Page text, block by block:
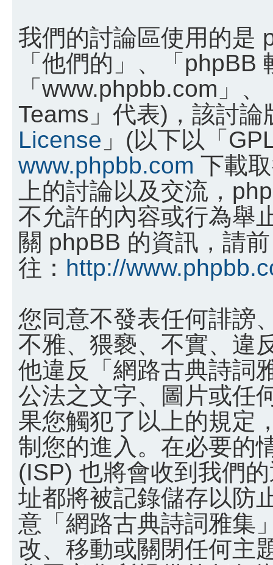
我們的討論區使用的是
「他們的」、「phpBB
「www.phpbb.com」
Teams」代表)，該討論
License 」(以下以「
www.phpbb.com 下載
上的討論以及交流，
不允許的內容或行為舉
關 phpBB 的資訊，請前
往： http://
您同意不發表任何誹謗
不雅、猥褻、不實、違
他違反「網路古典詩詞
公法之文字、圖片或任
果您觸犯了以上的規定
制您的進入。在必要的
(ISP) 也將會收到我們
址都將被記錄儲存以防
意「網路古典詩詞雅集
改、移動或關閉任何主